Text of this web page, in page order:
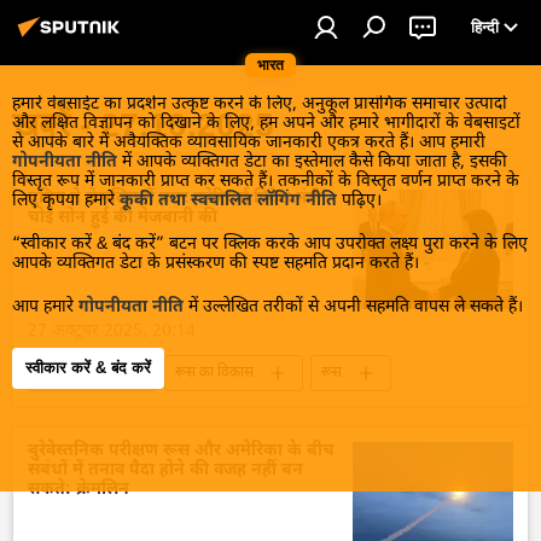
भारत
हिन्दी
हमारे वेबसाईट का प्रदर्शन उत्कृष्ट करने के लिए, अनुकूल प्रासंगिक समाचार उत्पादों
और लक्षित विज्ञापन को दिखाने के लिए, हम अपने और हमारे भागीदारों के वेबसाइटों
से आपके बारे में अवैयक्तिक व्यावसायिक जानकारी एकत्र करते हैं। आप हमारी
गोपनीयता नीति में आपके व्यक्तिगत डेटा का इस्तेमाल कैसे किया जाता है, इसकी
विस्तृत रूप में जानकारी प्राप्त कर सकते हैं। तकनीकों के विस्तृत वर्णन प्राप्त करने के
लिए कृपया हमारे कूकी तथा स्वचालित लॉगिंग नीति पढ़िए।
“स्वीकार करें & बंद करें” बटन पर क्लिक करके आप उपरोक्त लक्ष्य पुरा करने के लिए
आपके व्यक्तिगत डेटा के प्रसंस्करण की स्पष्ट सहमति प्रदान करते हैं।
आप हमारे गोपनीयता नीति में उल्लेखित तरीकों से अपनी सहमति वापस ले सकते हैं।
स्वीकार करें & बंद करें
खबरें - 27.10.2025
पुतिन ने क्रेमलिन में उत्तर कोरियाई विदेश मंत्री
चोई सोन हुई की मेजबानी की
रूस की खबरें रूस का विकास
रूस
सकते: क्रेमलिन